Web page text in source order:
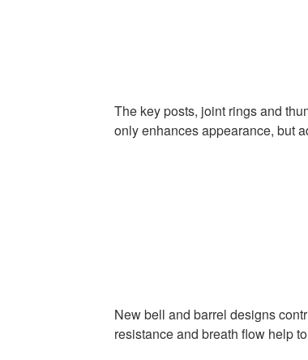
The key posts, joint rings and
only enhances appearance, but
New bell and barrel designs
resistance and breath flow help